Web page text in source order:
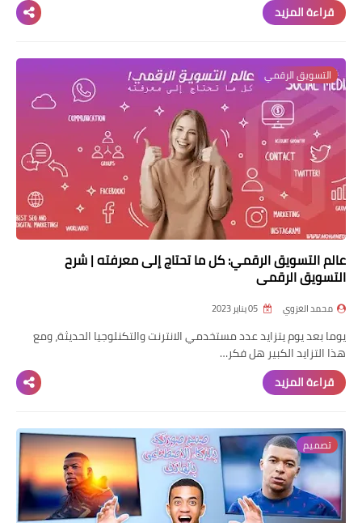
قراءة المزيد
التسويق الرقمي
عالم التسويق الرقمي: كل ما تحتاج إلى معرفته | شرح
التسويق الرقمي
محمد الغزوي
يوما بعد يوم يتزايد عدد مستخدمي الانترنت والتكنلوجيا الحديثة، ومع
هذا التزايد الكبير هل فكر…
قراءة المزيد
تصميم